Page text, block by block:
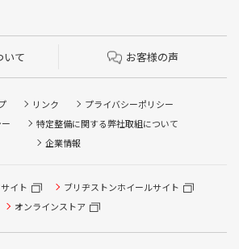
いて お客様の声
リンク
プライバシーポリシー
特定整備に関する弊社取組について
企業情報
イト
ブリヂストンホイールサイト
オンラインストア
点検/タイヤ履き替え/オイル交換/その他